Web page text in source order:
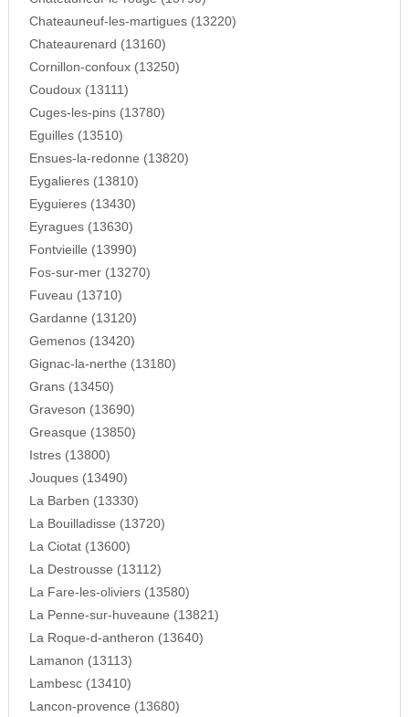
Chateauneuf-les-martigues (13220)
Chateaurenard (13160)
Cornillon-confoux (13250)
Coudoux (13111)
Cuges-les-pins (13780)
Eguilles (13510)
Ensues-la-redonne (13820)
Eygalieres (13810)
Eyguieres (13430)
Eyragues (13630)
Fontvieille (13990)
Fos-sur-mer (13270)
Fuveau (13710)
Gardanne (13120)
Gemenos (13420)
Gignac-la-nerthe (13180)
Grans (13450)
Graveson (13690)
Greasque (13850)
Istres (13800)
Jouques (13490)
La Barben (13330)
La Bouilladisse (13720)
La Ciotat (13600)
La Destrousse (13112)
La Fare-les-oliviers (13580)
La Penne-sur-huveaune (13821)
La Roque-d-antheron (13640)
Lamanon (13113)
Lambesc (13410)
Lancon-provence (13680)